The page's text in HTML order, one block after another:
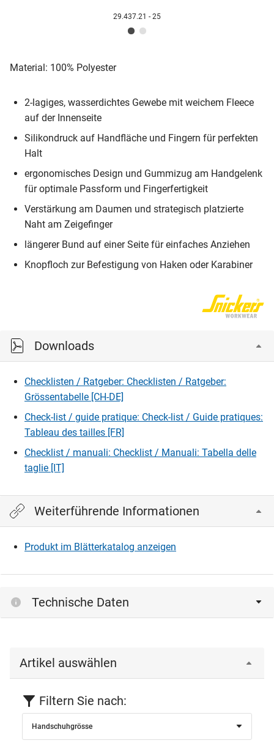
29.437.21 - 25
Material: 100% Polyester
2-lagiges, wasserdichtes Gewebe mit weichem Fleece
auf der Innenseite
Silikondruck auf Handfläche und Fingern für perfekten
Halt
ergonomisches Design und Gummizug am Handgelenk
für optimale Passform und Fingerfertigkeit
Verstärkung am Daumen und strategisch platzierte
Naht am Zeigefinger
längerer Bund auf einer Seite für einfaches Anziehen
Knopfloch zur Befestigung von Haken oder Karabiner
Downloads
Checklisten / Ratgeber: Checklisten / Ratgeber:
Grössentabelle [CH-DE]
Check-list / guide pratique: Check-list / Guide pratiques:
Tableau des tailles [FR]
Checklist / manuali: Checklist / Manuali: Tabella delle
taglie [IT]
Weiterführende Informationen
Produkt im Blätterkatalog anzeigen
Technische Daten
Artikel auswählen
Filtern Sie nach:
Handschuhgrösse